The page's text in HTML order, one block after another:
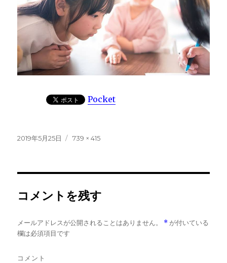
Pocket
投
2019年5月25日
フ
739 × 415
コメントを残す
メールアドレスが公開されることはありません。 * が付いている
欄は必須項目です
コメント